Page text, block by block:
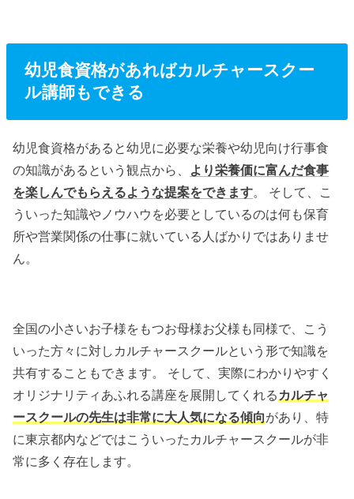
幼児食資格があればカルチャースクー
ル講師もできる
幼児食資格があると幼児に必要な栄養や幼児向け行事食
の知識があるという観点から、 より栄養価に富んだ食事
を楽しんでもらえるような提案をできます。 そして、こ
ういった知識やノウハウを必要としているのは何も保育
所や営業関係の仕事に就いている人ばかりではありませ
ん。
全国の小さいお子様をもつお母様お父様も同様で、こう
いった方々に対しカルチャースクールという形で知識を
共有することもできます。 そして、実際にわかりやすく
オリジナリティあふれる講座を展開してくれる カルチャ
ースクールの先生は非常に大人気になる傾向があり、特
に東京都内などではこういったカルチャースクールが非
常に多く存在します。